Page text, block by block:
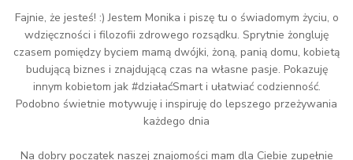
Fajnie, że jesteś! :) Jestem Monika i piszę tu o świadomym życiu, o
wdzięczności i filozofii zdrowego rozsądku. Sprytnie żongluję
czasem pomiędzy byciem mamą dwójki, żoną, panią domu, kobietą
budującą biznes i znajdującą czas na własne pasje. Pokazuję
innym kobietom jak #działaćSmart i ułatwiać codzienność.
Podobno świetnie motywuję i inspiruję do lepszego przeżywania
każdego dnia
Na dobry początek naszej znajomości mam dla Ciebie zupełnie